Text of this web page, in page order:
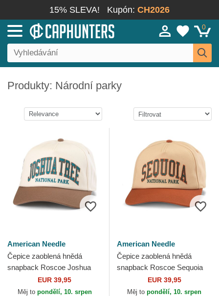
15% SLEVA! Kupón: CH2026
0
Produkty: Národní parky
American Needle
Čepice zaoblená hnědá
snapback Roscoe Joshua
Tree National Park American
Needle
EUR 39,95
Měj to pondělí, 10. srpen
American Needle
Čepice zaoblená hnědá
snapback Roscoe Sequoia
National Park American
Needle
EUR 39,95
Měj to pondělí, 10. srpen